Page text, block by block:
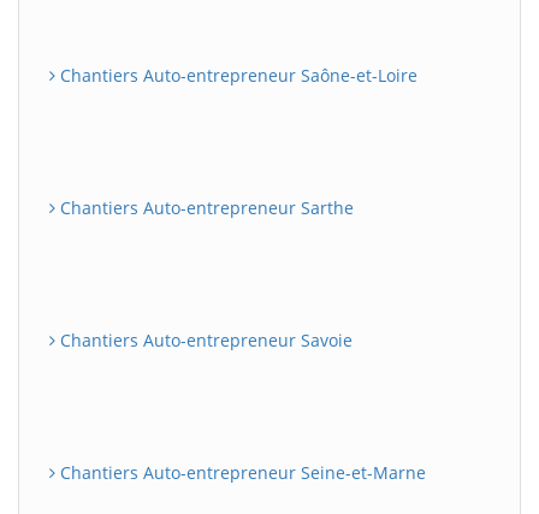
Chantiers Auto-entrepreneur Saône-et-Loire
Chantiers Auto-entrepreneur Sarthe
Chantiers Auto-entrepreneur Savoie
Chantiers Auto-entrepreneur Seine-et-Marne